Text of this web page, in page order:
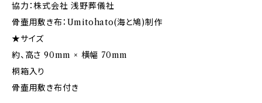
協力：株式会社 浅野葬儀社
骨壷用敷き布：Umitohato(海と鳩)制作
★サイズ
約、高さ 90mm × 横幅 70mm
桐箱入り
骨壷用敷き布付き